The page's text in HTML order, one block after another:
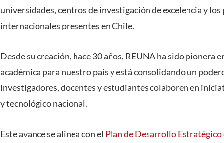
universidades, centros de investigación de excelencia y
internacionales presentes en Chile.
Desde su creación, hace 30 años, REUNA ha sido pionera
académica para nuestro país y está consolidando un
investigadores, docentes y estudiantes colaboren en
y tecnológico nacional.
Este avance se alinea con el Plan de Desarrollo Estratégico